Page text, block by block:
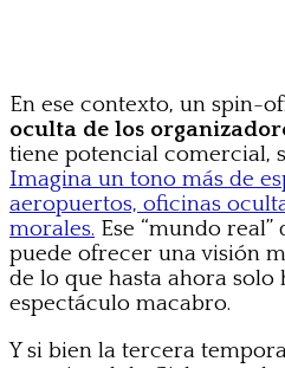
En ese contexto, un spin-
oculta de los
tiene potencial comercial,
Imagina un tono más de
aeropuertos, oficinas
morales. Ese “mundo
puede ofrecer una visión
de lo que hasta ahora solo
espectáculo macabro.
Y si bien la tercera